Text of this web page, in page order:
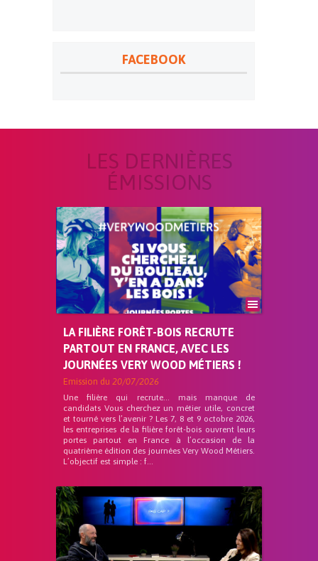
FACEBOOK
LES DERNIÈRES
ÉMISSIONS
LA FILIÈRE FORÊT-BOIS RECRUTE
PARTOUT EN FRANCE, AVEC LES
JOURNÉES VERY WOOD MÉTIERS !
Emission du 20/07/2026
Une filière qui recrute… mais manque de
candidats Vous cherchez un métier utile, concret
et tourné vers l’avenir ? Les 7, 8 et 9 octobre 2026,
les entreprises de la filière forêt-bois ouvrent leurs
portes partout en France à l’occasion de la
quatrième édition des journées Very Wood Métiers.
L’objectif est simple : f...